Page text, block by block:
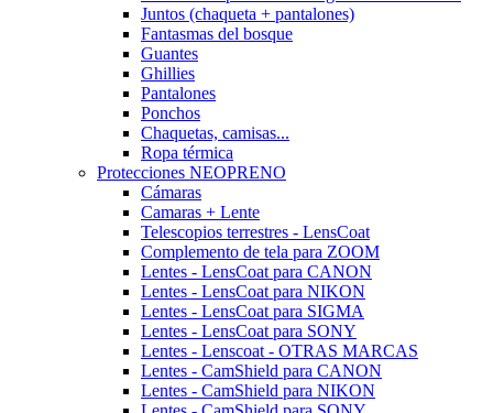
Juntos (chaqueta + pantalones)
Fantasmas del bosque
Guantes
Ghillies
Pantalones
Ponchos
Chaquetas, camisas...
Ropa térmica
Protecciones NEOPRENO
Cámaras
Camaras + Lente
Telescopios terrestres - LensCoat
Complemento de tela para ZOOM
Lentes - LensCoat para CANON
Lentes - LensCoat para NIKON
Lentes - LensCoat para SIGMA
Lentes - LensCoat para SONY
Lentes - Lenscoat - OTRAS MARCAS
Lentes - CamShield para CANON
Lentes - CamShield para NIKON